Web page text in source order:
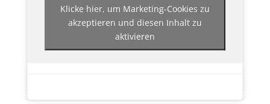
Klicke hier, um Marketing-Cookies zu
akzeptieren und diesen Inhalt zu
aktivieren